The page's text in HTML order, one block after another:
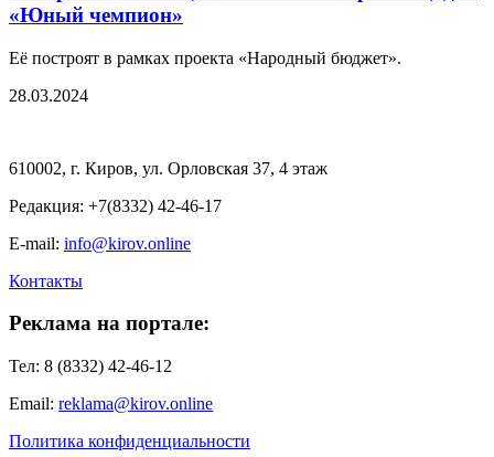
«Юный чемпион»
Её построят в рамках проекта «Народный бюджет».
28.03.2024
610002, г. Киров, ул. Орловская 37, 4 этаж
Редакция: +7(8332) 42-46-17
E-mail: info@kirov.online
Контакты
Реклама на портале:
Тел: 8 (8332) 42-46-12
Email: reklama@kirov.online
Политика конфиденциальности